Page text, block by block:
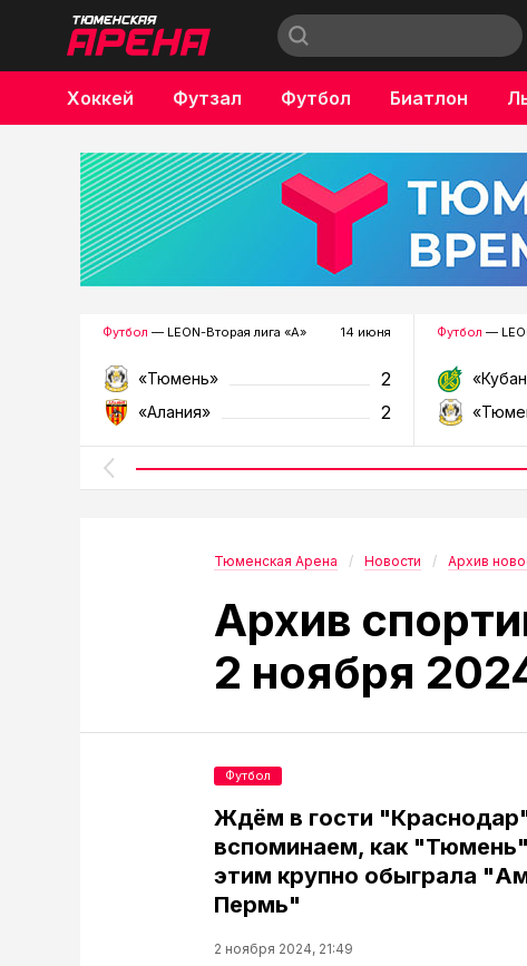
Хоккей Футзал Футбол Биатлон
Бокс
Футбол — LEON-Вторая лига «А» 14 июня
«Тюмень» 2
«Алания» 2
Футбол —
Тюменская Арена Новости Архив
Архив
2 ноября
Ждём в гости
вспоминаем, как
этим крупно обыграла
Пермь"
2 ноября 2024, 21:49
Футбол